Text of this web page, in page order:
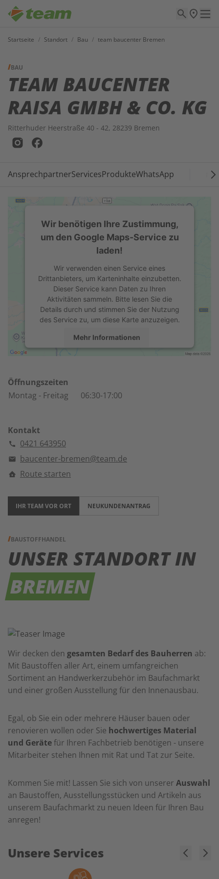
Startseite / Standort / Bau / team baucenter Bremen
BAU
TEAM BAUCENTER
RAISA GMBH & CO. KG
Ritterhuder Heerstraße 40 - 42, 28239 Bremen
AnsprechpartnerServicesProdukteWhatsApp
Wir benötigen Ihre Zustimmung,
um den Google Maps-Service zu
laden!
Wir verwenden einen Service eines
Drittanbieters, um Karteninhalte einzubetten.
Dieser Service kann Daten zu Ihren
Aktivitäten sammeln. Bitte lesen Sie die
Details durch und stimmen Sie der Nutzung
des Service zu, um diese Karte anzuzeigen.
Mehr Informationen
powered by
Management Platform
Öffnungszeiten
Montag - Freitag 06:30-17:00
Kontakt
0421 643950
baucenter-bremen@team.de
Route starten
IHR TEAM VOR ORT NEUKUNDENANTRAG
BAUSTOFFHANDEL
UNSER STANDORT IN
BREMEN
Wir decken den gesamten Bedarf des Bauherren ab:
Mit Baustoffen aller Art, einem umfangreichen
Sortiment an Handwerkerzubehör im Baufachmarkt
und einer großen Ausstellung für den Innenausbau.
Egal, ob Sie ein oder mehrere Häuser bauen oder
renovieren wollen oder Sie hochwertiges Material
und Gerätefür Ihren Fachbetrieb benötigen - unsere
Mitarbeiter stehen Ihnen mit Rat und Tat zur Seite.
Kommen Sie mit! Lassen Sie sich von unserer Auswahl
an Baustoffen, Ausstellungsstücken und Artikeln aus
unserem Baufachmarkt zu neuen Ideen für Ihren Bau
anregen!
Unsere Services